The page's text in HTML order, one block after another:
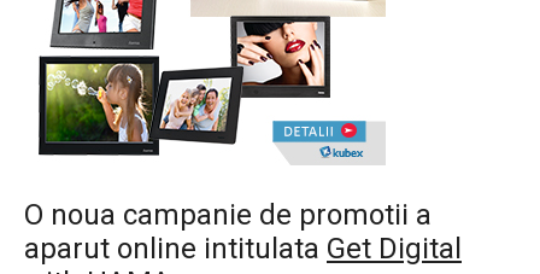
O noua campanie de promotii a
aparut online intitulata Get Digital